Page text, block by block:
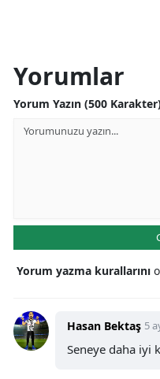
Yorumlar
Yorum Yazın (500
Yorum yazma kurallarını
Hasan Bektaş 5
Seneye daha iyi